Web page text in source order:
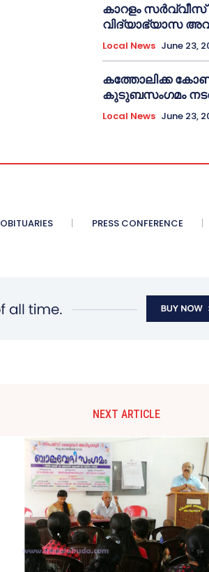
കാറളം
വിദ്യാഭ്യാസ
Local News June 23,
കത്തോലിക്ക
കുടുബസംഗമം
Local News June 23,
OBITUARIES PRESS CONFERENCE
NEXT ARTICLE